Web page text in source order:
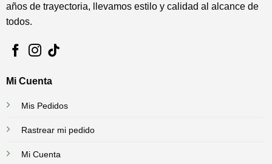
años de trayectoria, llevamos estilo y calidad al alcance de
todos.
Mi Cuenta
Mis Pedidos
Rastrear mi pedido
Mi Cuenta